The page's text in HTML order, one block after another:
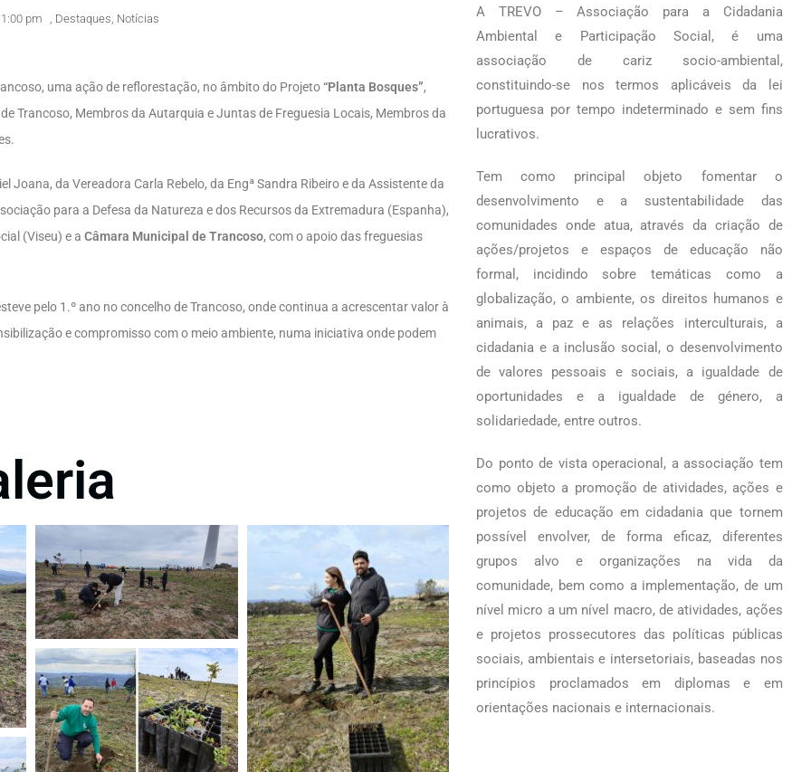
1:00 pm , Destaques, Notícias
uma ação de reflorestação, no âmbito do Projeto“Planta Bosques”,
Trancoso, Membros da Autarquia e Juntas de Freguesia Locais, Membros da
da Vereadora Carla Rebelo, da Engª Sandra Ribeiro e da Assistente da
para a Defesa da Natureza e dos Recursos da Extremadura (Espanha),
(Viseu) e a Câmara Municipal de Trancoso, com o apoio das freguesias
pelo 1.º ano no concelho de Trancoso, onde continua a acrescentar valor à
e compromisso com o meio ambiente, numa iniciativa onde podem
A TREVO – Associação para a Cidadania
Ambiental e Participação Social, é uma
associação de cariz socio-ambiental,
constituindo-se nos termos aplicáveis da lei
portuguesa por tempo indeterminado e sem fins
lucrativos.
Tem como principal objeto fomentar o
desenvolvimento e a sustentabilidade das
comunidades onde atua, através da criação de
ações/projetos e espaços de educação não
formal, incidindo sobre temáticas como a
globalização, o ambiente, os direitos humanos e
animais, a paz e as relações interculturais, a
cidadania e a inclusão social, o desenvolvimento
de valores pessoais e sociais, a igualdade de
oportunidades e a igualdade de género, a
solidariedade, entre outros.
Do ponto de vista operacional, a associação tem
como objeto a promoção de atividades, ações e
projetos de educação em cidadania que tornem
possível envolver, de forma eficaz, diferentes
grupos alvo e organizações na vida da
comunidade, bem como a implementação, de um
nível micro a um nível macro, de atividades, ações
e projetos prossecutores das políticas públicas
sociais, ambientais e intersetoriais, baseadas nos
princípios proclamados em diplomas e em
orientações nacionais e internacionais.